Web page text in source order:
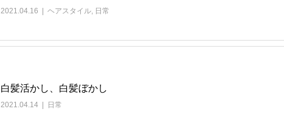
2021.04.16 ヘアスタイル, 日常
白髪活かし、白髪ぼかし
2021.04.14 日常